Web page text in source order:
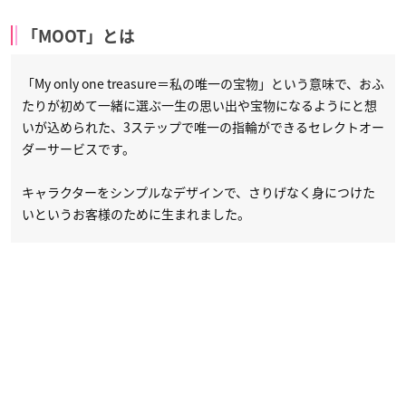
「MOOT」とは
「My only one treasure＝私の唯一の宝物」という意味で、おふ
たりが初めて一緒に選ぶ一生の思い出や宝物になるようにと想
いが込められた、3ステップで唯一の指輪ができるセレクトオー
ダーサービスです。
キャラクターをシンプルなデザインで、さりげなく身につけた
いというお客様のために生まれました。